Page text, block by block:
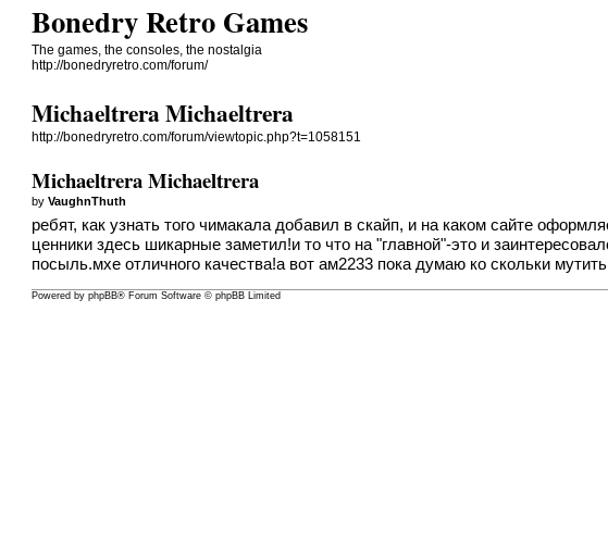
Bonedry Retro Games
The games, the consoles, the nostalgia
http://bonedryretro.com/forum/
Michaeltrera Michaeltrera
http://bonedryretro.com/forum/viewtopic.php?t=1058151
Michaeltrera Michaeltrera
byVaughnThuth
ребят, как узнать того чимакала добавил в скайп, и на каком сайте
ценники здесь шикарные заметил!и то что на "главной"-это и
посыль.мхе отличного качества!а вот ам2233 пока думаю ко скольки
Powered byphpBB® Forum Software © phpBB Limited